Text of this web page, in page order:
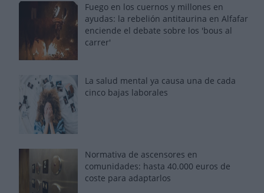
Fuego en los cuernos y millones en
ayudas: la rebelión antitaurina en Alfafar
enciende el debate sobre los 'bous al
carrer'
La salud mental ya causa una de cada
cinco bajas laborales
Normativa de ascensores en
comunidades: hasta 40.000 euros de
coste para adaptarlos